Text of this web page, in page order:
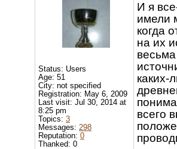
И я
имели
когда
на их
каких-
всего
Status: Users
Age: 51
City: not specified
Registration: May 6, 2009
Last visit: Jul 30, 2014 at
8:25 pm
Topics: 3
Messages: 298
Reputation: 0
Thanked: 0